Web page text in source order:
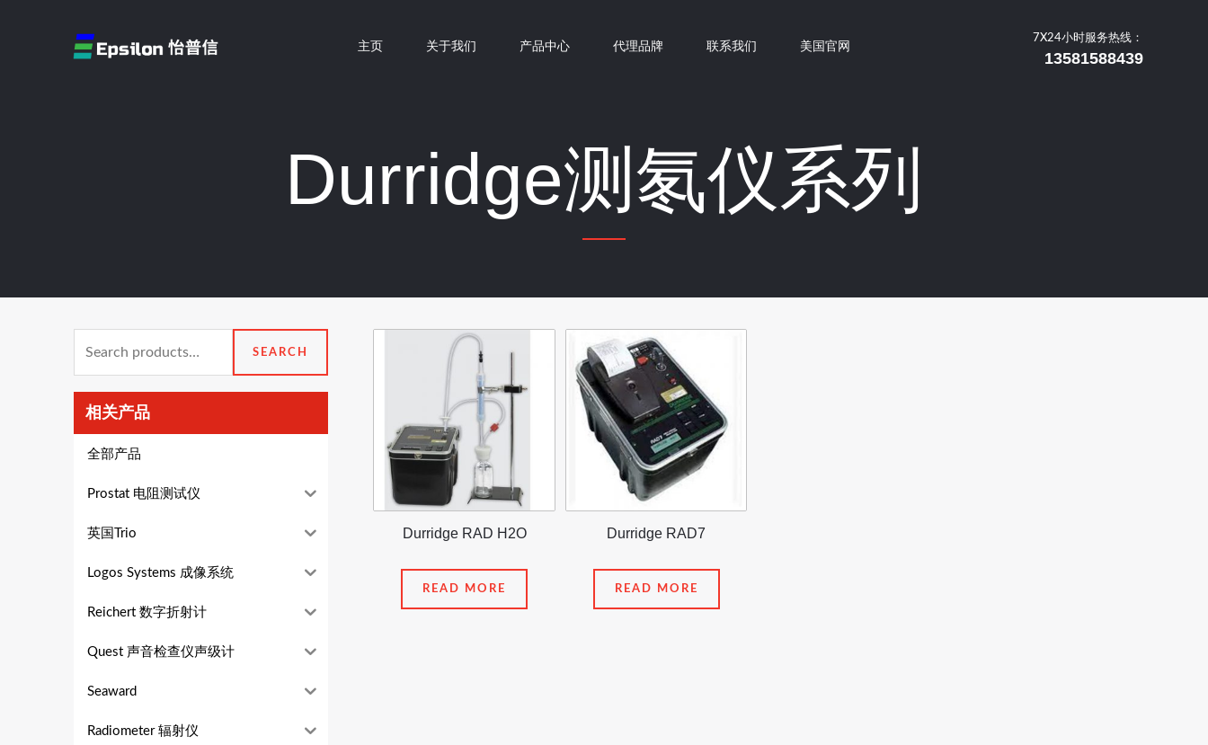
主页 关于我们 产品中心 代理品牌 联系我们 美国官网
7X24小时服务热线：
13581588439
Durridge测氡仪系列
SEARCH
相关产品
全部产品
Prostat 电阻测试仪
英国Trio
Logos Systems 成像系统
Reichert 数字折射计
Quest 声音检查仪声级计
Seaward
Radiometer 辐射仪
Durridge RAD H2O
READ MORE
Durridge RAD7
READ MORE